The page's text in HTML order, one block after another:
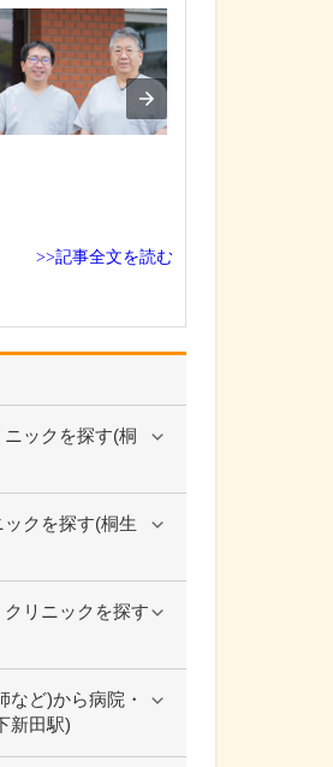
ックを探す(桐
クを探す(桐生
リニックを探す
など)から病院・
新田駅)
>>記事全文を読む